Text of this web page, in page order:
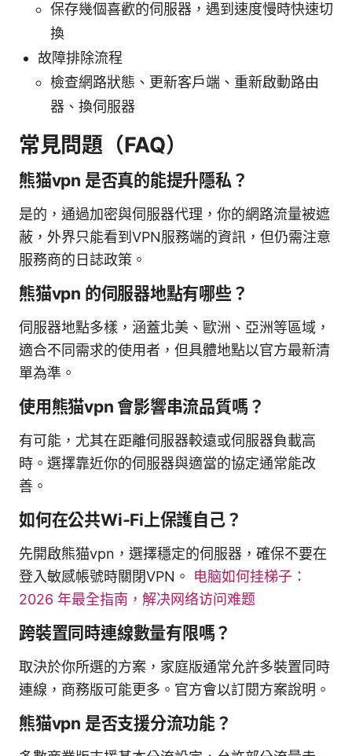
保存幾個喜歡的伺服器，遇到速度慢時快速切
換
故障排除流程
檢查網路狀態、更新客戶端、重新啟動路由
器、換伺服器
常見問題（FAQ）
熊猫vpn 是否真的能提升隱私？
是的，通過加密與伺服器代理，你的網路流量被遮
蔽，外界只能看到VPN服務端的資訊，但仍需注意
服務商的日誌政策。
熊猫vpn 的伺服器地點有哪些？
伺服器地點多樣，涵蓋北美、歐洲、亞洲等區域，
適合不同需求的使用者，但具體地點以官方最新清
單為準。
使用熊猫vpn 會影響串流品質嗎？
有可能，尤其在距離伺服器較遠或伺服器負載高
時。選擇靠近你的伺服器與適當的協定通常能改
善。
如何在公共Wi‑Fi上保護自己？
先開啟熊猫vpn，選擇穩定的伺服器，確保不要在
登入敏感帳號時關閉VPN。 电脑如何挂梯子：
2026 年最全指南，解决网络访问难题
跨裝置同時連線數量有限嗎？
取決於你所選的方案，家庭版通常允許多裝置同時
連線，商務版可能更多。官方會以訂閱方案說明。
熊猫vpn 是否支援分流功能？